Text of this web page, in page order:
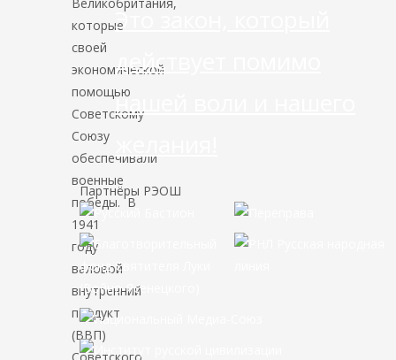
которые
своей
экономической
помощью
Советскому
Союзу
обеспечивали
военные
победы. В
1941
году
валовой
внутренний
продукт
(ВВП)
Это закон, который
действует помимо
нашей воли и нашего
Партнёры РЭОШ